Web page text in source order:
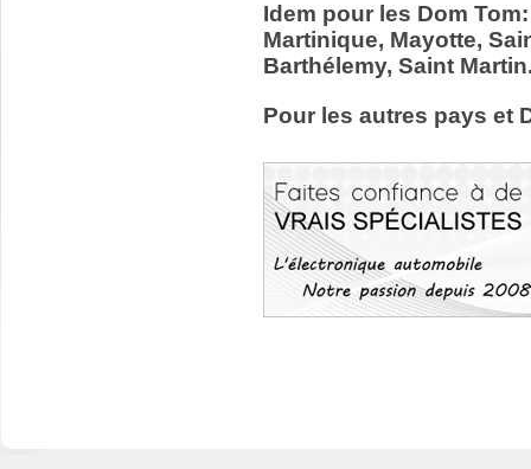
Idem pour les Dom
Martinique, Mayotte,
Barthélemy, Saint
Pour les autres pays et